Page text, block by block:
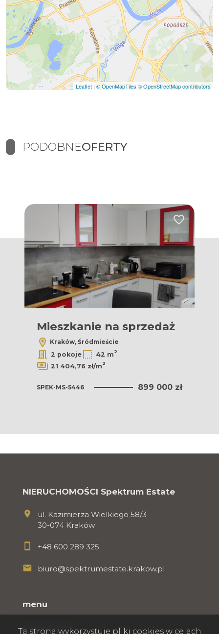
Leaflet | © OpenMapTiles © OpenStreetMap contributors
PODOBNEOFERTY
Dodaj do
Mieszkanie na sprzedaż
Kraków, Śródmieście
2 pokoje
42 m2
21 404,76 zł/m2
SPEK-MS-5446 899 000 zł
NIERUCHOMOŚCI Spektrum Estate
ul. Kazimierza Wielkiego 58/3
30-074 Kraków
+48 600 289 325
biuro@spektrumestate.krakow.pl
menu
Strona główna
Ta strona wykorzystuje pliki cookies w celach